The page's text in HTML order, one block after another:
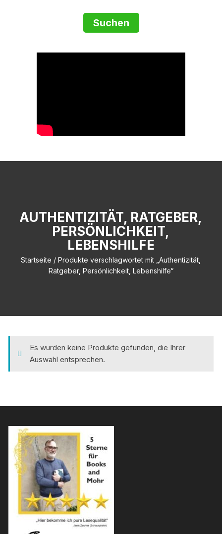
AUTHENTIZITÄT, RATGEBER,
PERSÖNLICHKEIT,
LEBENSHILFE
Startseite / Produkte verschlagwortet mit „Authentizität,
Ratgeber, Persönlichkeit, Lebenshilfe“
Es wurden keine Produkte gefunden, die Ihrer
Auswahl entsprechen.